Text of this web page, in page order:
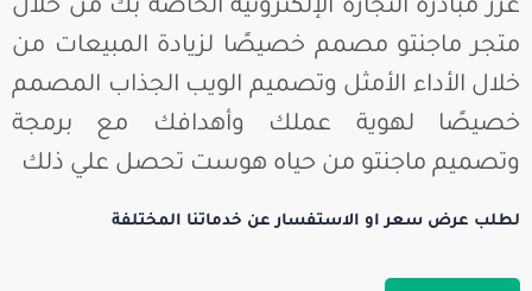
عزز مبادرة التجارة الإلكترونية الخاصة بك من خلال
متجر ماجنتو مصمم خصيصًا لزيادة المبيعات من
خلال الأداء الأمثل وتصميم الويب الجذاب المصمم
خصيصًا لهوية عملك وأهدافك مع برمجة
وتصميم ماجنتو من حياه هوست تحصل علي ذلك
لطلب عرض سعر او الاستفسار عن خدماتنا المختلفة